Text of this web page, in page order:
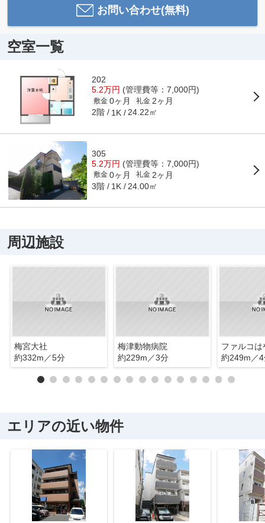
お問い合わせ(無料)
空室一覧
202
5.2万円 (管理費等：7,000円)
敷金 0ヶ月 礼金 2ヶ月
2階 1K 24.22㎡
305
5.2万円 (管理費等：7,000円)
敷金 0ヶ月 礼金 2ヶ月
3階 1K 24.00㎡
周辺施設
梅宮大社
約332m／5分
梅津動物病院
約229m／3分
約249m／
エリアの近い物件